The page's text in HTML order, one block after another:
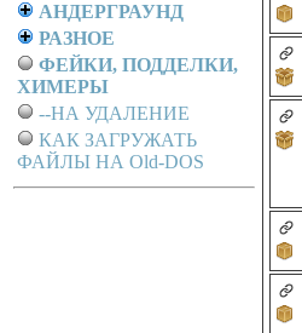
АНДЕРГРАУНД
РАЗНОЕ
ФЕЙКИ, ПОДДЕЛКИ,
ХИМЕРЫ
--НА УДАЛЕНИЕ
КАК ЗАГРУЖАТЬ
ФАЙЛЫ НА Old-DOS